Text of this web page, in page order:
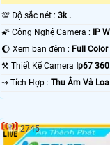
💯 Độ sắc nét : 3k .
🌠 Công Nghệ Camera : IP
🌔 Xem ban đêm : Full
⚒ Thiết Kế Camera Ip67
️⇝ Tích Hợp : Thu Âm Và
2745